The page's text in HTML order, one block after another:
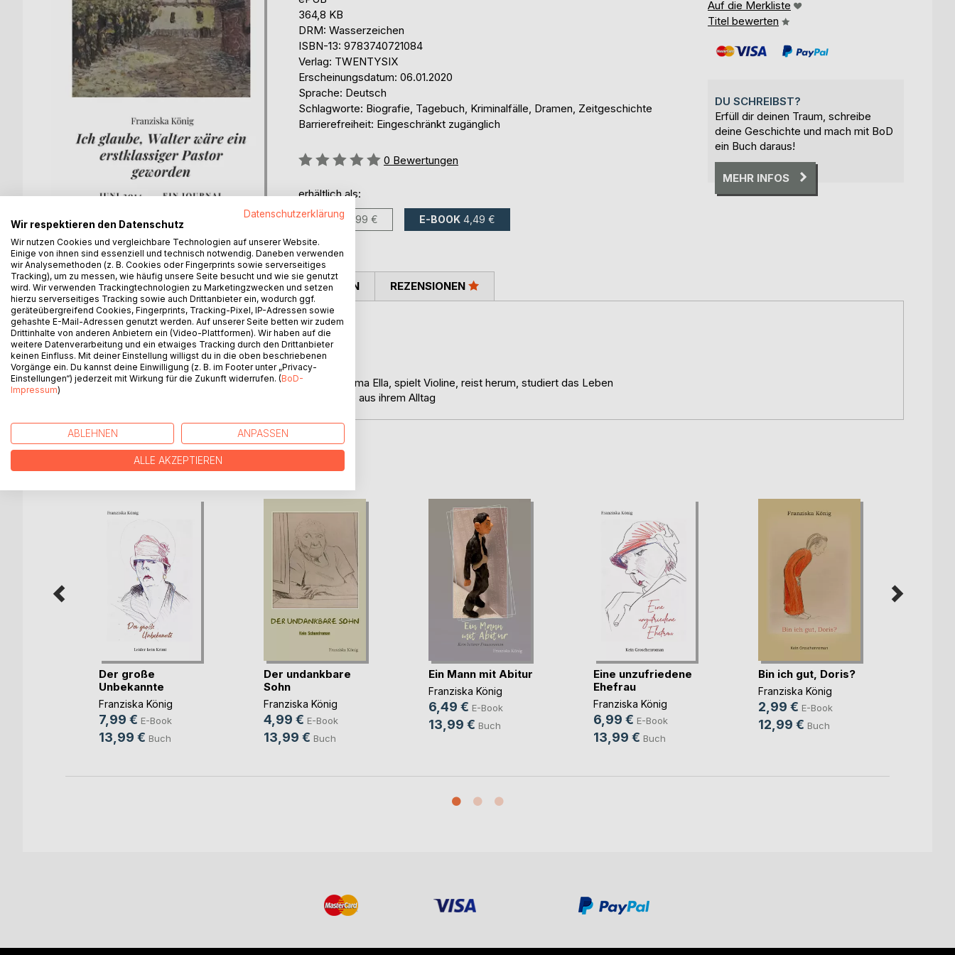
364,8 KB
DRM: Wasserzeichen
ISBN-13: 9783740721084
Verlag: TWENTYSIX
Erscheinungsdatum: 06.01.2020
Sprache: Deutsch
Schlagworte: Biografie, Tagebuch, Kriminalfälle, Dramen, Zeitgeschichte
Barrierefreiheit: Eingeschränkt zugänglich
Bewertung::
0 Bewertungen
erhältlich als:
BUCH 6,99 € E-BOOK 4,49 €
Auf die Merkliste
Titel bewerten
DU SCHREIBST?
Erfüll dir deinen Traum, schreibe
deine Geschichte und mach mit BoD
ein Buch daraus!
MEHR INFOS
BESCHREIBUNG
Portrait des Monats November
Teil einer Biografie.
Franziska lebt in der Wohnung ihrer jüngst verstorbenen Oma Ella, spielt Violine, reist herum, studiert das Leben
böser Frauen und schildert die interessanten Vorkömnisse aus ihrem Alltag
AUTOR/IN PRESSESTIMMEN REZENSIONEN
WEITERE TITEL BEIBoD
Der große
Unbekannte
Franziska König
7,99 € E-Book
13,99 € Buch
Der undankbare
Sohn
Franziska König
4,99 € E-Book
13,99 € Buch
Ein Mann mit Abitur
Franziska König
6,49 € E-Book
13,99 € Buch
Eine unzufriedene
Ehefrau
Franziska König
6,99 € E-Book
13,99 € Buch
Bin ich gut, Doris?
Franziska König
2,99 € E-Book
12,99 € Buch
Datenschutzerklärung
Wir respektieren den Datenschutz
Wir nutzen Cookies und vergleichbare Technologien auf unserer Website.
Einige von ihnen sind essenziell und technisch notwendig. Daneben verwenden
wir Analysemethoden (z. B. Cookies oder Fingerprints sowie serverseitiges
Tracking), um zu messen, wie häufig unsere Seite besucht und wie sie genutzt
wird. Wir verwenden Trackingtechnologien zu Marketingzwecken und setzen
hierzu serverseitiges Tracking sowie auch Drittanbieter ein, wodurch ggf.
geräteübergreifend Cookies, Fingerprints, Tracking-Pixel, IP-Adressen sowie
gehashte E-Mail-Adressen genutzt werden. Auf unserer Seite betten wir zudem
Drittinhalte von anderen Anbietern ein (Video-Plattformen). Wir haben auf die
weitere Datenverarbeitung und ein etwaiges Tracking durch den Drittanbieter
keinen Einfluss. Mit deiner Einstellung willigst du in die oben beschriebenen
Vorgänge ein. Du kannst deine Einwilligung (z. B. im Footer unter „Privacy-
Einstellungen“) jederzeit mit Wirkung für die Zukunft widerrufen. (BoD-
Impressum)
ABLEHNEN ANPASSEN
ALLE AKZEPTIEREN